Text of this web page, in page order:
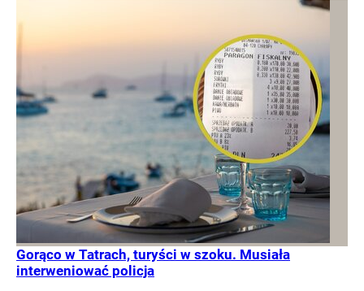
Gorąco w Tatrach, turyści w szoku. Musiała
interweniować policja